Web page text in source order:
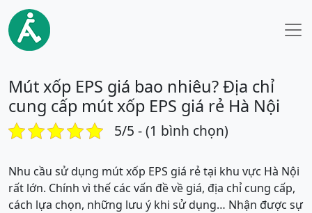
Mút xốp EPS giá bao nhiêu? Địa chỉ
cung cấp mút xốp EPS giá rẻ Hà Nội
5/5 - (1 bình chọn)
Nhu cầu sử dụng mút xốp EPS giá rẻ tại khu vực Hà Nội
rất lớn. Chính vì thế các vấn đề về giá, địa chỉ cung cấp,
cách lựa chọn, những lưu ý khi sử dụng… Nhận được sự